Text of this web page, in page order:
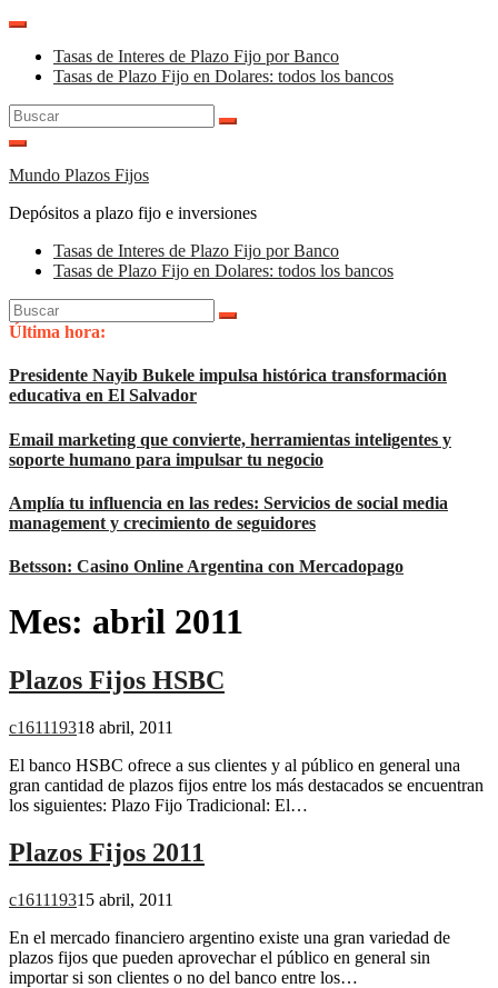
Saltar
contenidoTasas de Interes de Plazo Fijo por Banco
Tasas de Plazo Fijo en Dolares: todos los bancos
Buscar:
Mundo Plazos Fijos
Depósitos a plazo fijo e inversiones
Tasas de Interes de Plazo Fijo por Banco
Tasas de Plazo Fijo en Dolares: todos los bancos
Buscar:
Última hora:
Presidente Nayib Bukele impulsa histórica transformación
educativa en El Salvador
Email marketing que convierte, herramientas inteligentes y
soporte humano para impulsar tu negocio
Amplía tu influencia en las redes: Servicios de social media
management y crecimiento de seguidores
Betsson: Casino Online Argentina con Mercadopago
Mes: abril 2011
Plazos Fijos HSBC
c161119318 abril, 2011
El banco HSBC ofrece a sus clientes y al público en general una
gran cantidad de plazos fijos entre los más destacados se encuentran
los siguientes: Plazo Fijo Tradicional: El…
Plazos Fijos 2011
c161119315 abril, 2011
En el mercado financiero argentino existe una gran variedad de
plazos fijos que pueden aprovechar el público en general sin
importar si son clientes o no del banco entre los…